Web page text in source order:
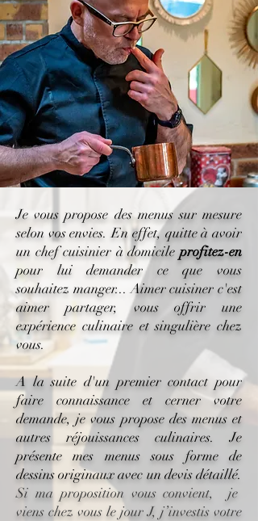
Je vous propose des menus sur mesure
selon vos envies. En effet,quitte à avoir
un chef cuisinier à domicileprofitez-en
pour lui demander ce que vous
souhaitez manger... Aimer cuisiner c'est
aimer partager, vous offrir une
expérience culinaire et singulière chez
vous.
A la suite d'un premier contact pour
faire connaissance et cerner votre
demande, je vous propose des menus et
autres réjouissances culinaires. Je
présente mes menus sous forme de
dessins originaux avec un devis détaillé.
Si ma proposition vous convient, je
viens chez vous le jour J, j’investis votre